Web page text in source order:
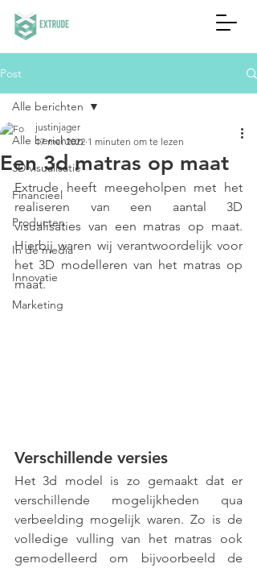
Post
Alle berichten
3D visualisatie
Financieel
Producten
In de media
Innovatie
Marketing
Alle berichten
Een 3d matras op maat
justinjager
17 mei 2022 1 minuten om te lezen
Extrude heeft meegeholpen met het
realiseren van een aantal 3D
visualisaties van een matras op maat.
Hierbij waren wij verantwoordelijk voor
het 3D modelleren van het matras op
maat.
Verschillende versies
Het 3d model is zo gemaakt dat er
verschillende mogelijkheden qua
verbeelding mogelijk waren. Zo is de
volledige vulling van het matras ook
gemodelleerd om bijvoorbeeld de